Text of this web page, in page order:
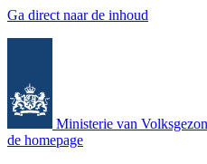
Ga direct naar de inhoud
Ministerie van
de homepage